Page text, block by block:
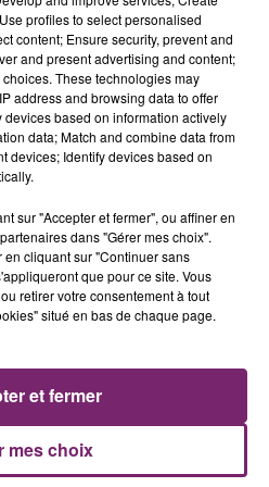
actions de "gilets jaunes"
sur des ronds-points ou aux
était signalée à
de péages d'autoroutes,
de-la-Loire, Auvergne-
Provence-Alpes-Côte-
gendarme ont été blessés
a été grièvement blessé
à dimanche lors de
manifestants près de l'A16 à
interpellées. En Bretagne,
sur Facebook à créer des
les automobilistes" et "sans
en mettant des sacs
profiles to select personalised
content; Ensure security, prevent and
and present advertising and content;
These technologies may
address and browsing data to offer
based on information actively
data; Match and combine data from
devices; Identify devices based on
sur "Accepter et fermer", ou affiner en
dans "Gérer mes choix".
cliquant sur "Continuer sans
que pour ce site. Vous
retirer votre consentement à tout
situé en bas de chaque page.
mes choix
et fermer